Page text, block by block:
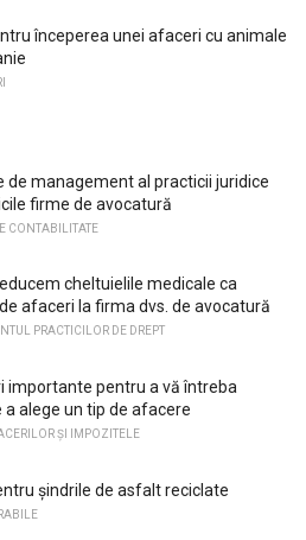
începerea unei afaceri cu animale
de management al practicii juridice
firme de avocatură
CONTABILITATE
cheltuielile medicale ca
afaceri la firma dvs. de avocatură
PRACTICILOR DE DREPT
importante pentru a vă întreba
a alege un tip de afacere
ȘI IMPOZITELE
șindrile de asfalt reciclate